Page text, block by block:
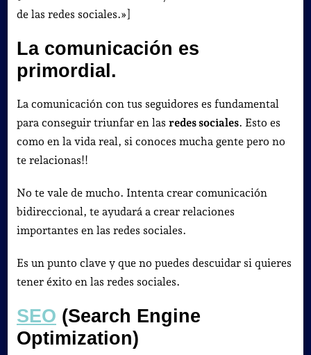
de las redes sociales.»]
La comunicación es
primordial.
La comunicación con tus seguidores es fundamental
para conseguir triunfar en las redes sociales. Esto es
como en la vida real, si conoces mucha gente pero no
te relacionas!!
No te vale de mucho. Intenta crear comunicación
bidireccional, te ayudará a crear relaciones
importantes en las redes sociales.
Es un punto clave y que no puedes descuidar si quieres
tener éxito en las redes sociales.
SEO (Search Engine
Optimization)